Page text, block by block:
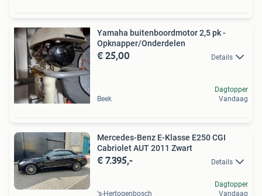
Yamaha buitenboordmotor 2,5 pk -
Opknapper/Onderdelen
€ 25,00 Details
Beek
Dagtopper
Vandaag
Mercedes-Benz E-Klasse E250 CGI
Cabriolet AUT 2011 Zwart
€ 7.395,- Details
's-Hertogenbosch
Dagtopper
Vandaag